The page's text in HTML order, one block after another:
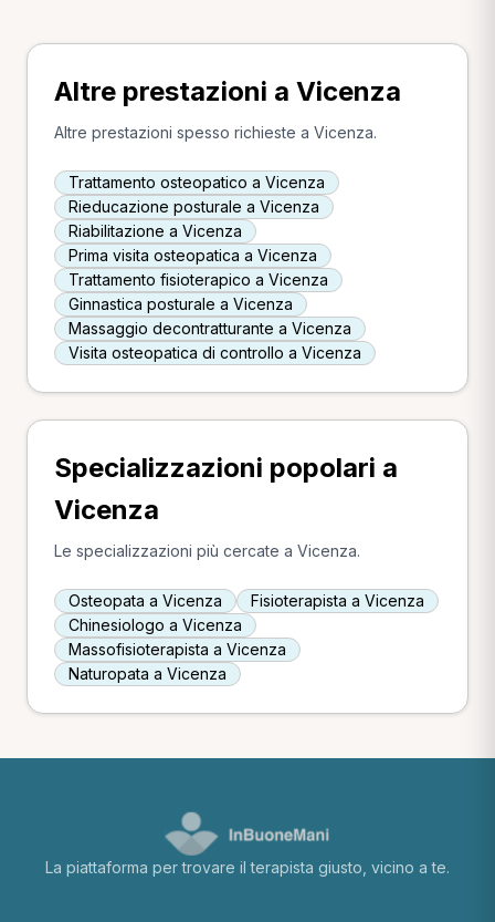
Altre prestazioni a Vicenza
Altre prestazioni spesso richieste a Vicenza.
Trattamento osteopatico a Vicenza
Rieducazione posturale a Vicenza
Riabilitazione a Vicenza
Prima visita osteopatica a Vicenza
Trattamento fisioterapico a Vicenza
Ginnastica posturale a Vicenza
Massaggio decontratturante a Vicenza
Visita osteopatica di controllo a Vicenza
Specializzazioni popolari a
Vicenza
Le specializzazioni più cercate a Vicenza.
Osteopata a Vicenza
Fisioterapista a Vicenza
Chinesiologo a Vicenza
Massofisioterapista a Vicenza
Naturopata a Vicenza
La piattaforma per trovare il terapista giusto, vicino a te.